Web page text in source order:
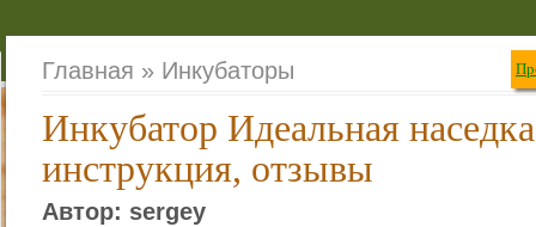
Добавить текущую
Главная » Инкубаторы
Инкубатор Идеальная
инструкция, отзывы
Автор: sergey